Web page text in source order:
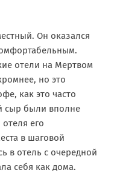
Он оказался
отели на Мертвом
но это
как это часто
сыр были вполне
его
в шаговой
в отель с очередной
себя как дома.